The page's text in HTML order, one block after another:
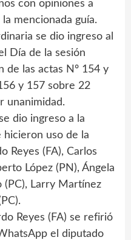
con opiniones a
mencionada guía.
se dio ingreso al
Día de la sesión
de las actas Nº 154 y
y 157 sobre 22
unanimidad.
dio ingreso a la
hicieron uso de la
Reyes (FA), Carlos
López (PN), Ángela
(PC), Larry Martínez
Reyes (FA) se refirió
el diputado